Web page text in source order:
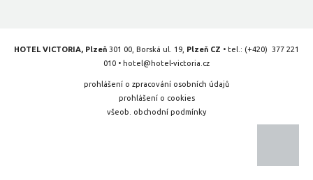
HOTEL VICTORIA, Plzeň 301 00, Borská ul. 19, Plzeň CZ • tel.: (+420) 377 221
010 • hotel@hotel-victoria.cz
prohlášení o zpracování osobních údajů
prohlášení o cookies
všeob. obchodní podmínky